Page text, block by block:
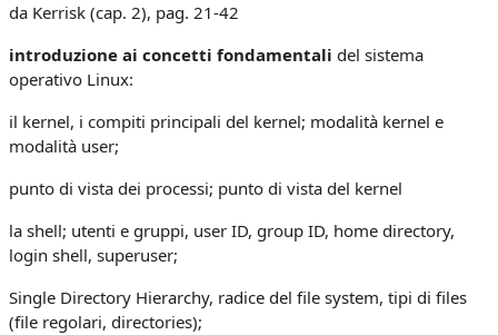
da Kerrisk (cap. 2), pag. 21-42
introduzione ai concetti fondamentali del sistema
operativo Linux:
il kernel, i compiti principali del kernel; modalità kernel e
modalità user;
punto di vista dei processi; punto di vista del kernel
la shell; utenti e gruppi, user ID, group ID, home directory,
login shell, superuser;
Single Directory Hierarchy, radice del file system, tipi di files
(file regolari, directories);